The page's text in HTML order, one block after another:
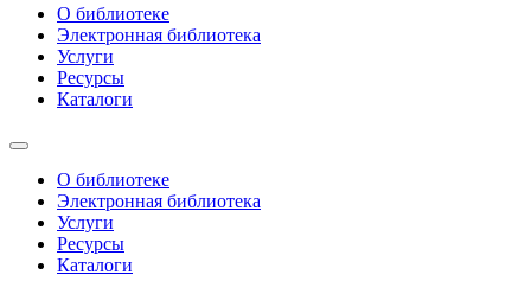
О библиотеке
Электронная библиотека
Услуги
Ресурсы
Каталоги
О библиотеке
Электронная библиотека
Услуги
Ресурсы
Каталоги